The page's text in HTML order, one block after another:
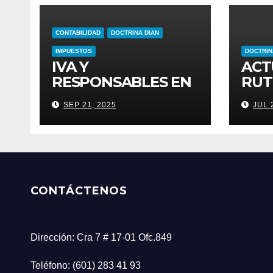
CONTABILIDAD DOCTRINA DIAN
IMPUESTOS
IVA Y
RESPONSABLES EN
PROPIEDAD
HORIZONTAL
SEP 21, 2025 JUL
CONTÁCTENOS
Dirección: Cra 7 # 17-01 Ofc.849
Teléfono: (601) 283 41 93